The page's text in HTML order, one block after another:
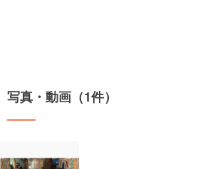
写真・動画（1件）